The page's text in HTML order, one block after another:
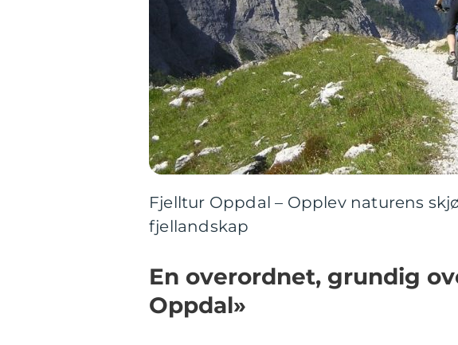
Fjelltur Oppdal – Opplev naturens
fjellandskap
En overordnet, grundig
Oppdal»